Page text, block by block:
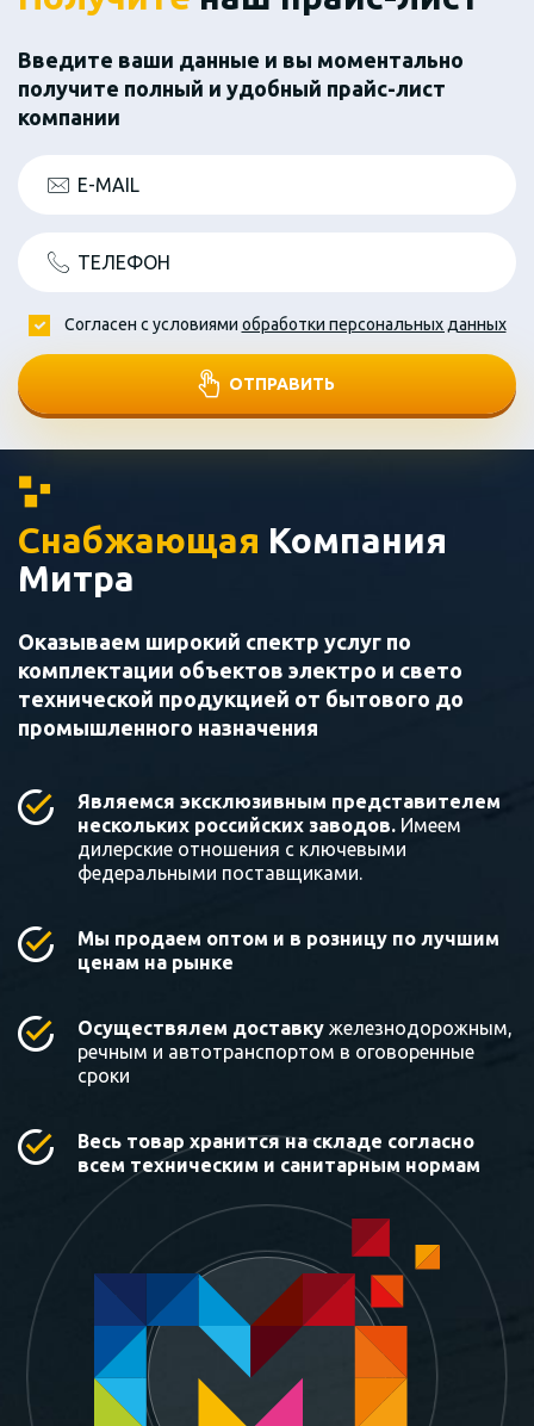
Введите ваши данные и вы моментально
получите полный и удобный прайс-лист
компании
E-MAIL
ТЕЛЕФОН
ОТПРАВИТЬ
Согласен с условиями обработки персональных данных
Снабжающая Компания
Митра
Оказываем широкий спектр услуг по
комплектации объектов электро и свето
технической продукцией от бытового до
промышленного назначения
Являемся эксклюзивным представителем
нескольких российских заводов. Имеем
дилерские отношения с ключевыми
федеральными поставщиками.
Мы продаем оптом и в розницу по лучшим
ценам на рынке
Осуществялем доставку железнодорожным,
речным и автотранспортом в оговоренные
сроки
Весь товар хранится на складе согласно
всем техническим и санитарным нормам